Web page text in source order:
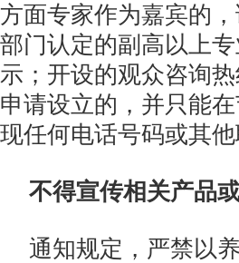
方面专家作为嘉宾的
部门认定的副高以上
示；开设的观众咨询
申请设立的，并只能
现任何电话号码或其他
不得宣传相关产品
通知规定，严禁以